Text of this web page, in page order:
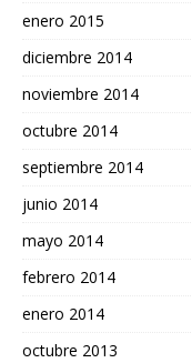
enero 2015
diciembre 2014
noviembre 2014
octubre 2014
septiembre 2014
junio 2014
mayo 2014
febrero 2014
enero 2014
octubre 2013